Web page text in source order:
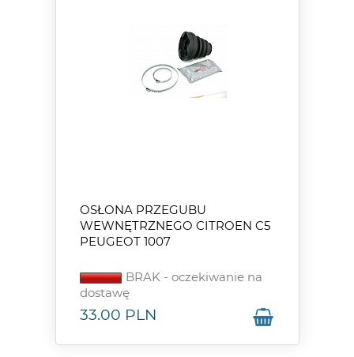
OSŁONA PRZEGUBU
WEWNĘTRZNEGO CITROEN C5
PEUGEOT 1007
BRAK - oczekiwanie na
dostawę
33.00 PLN